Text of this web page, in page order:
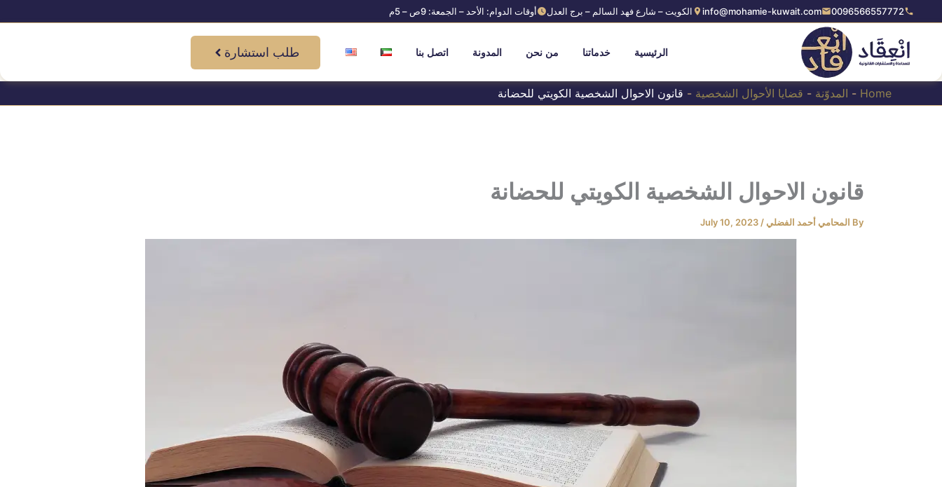
to
content
0096566557772
info@mohamie-kuwait.com الكويت – شارع فهد السالم – برج العدل أوقات الدوام: الأحد – الجمعة: 9ص – 5م
الرئيسية خدماتنا من نحن المدونة اتصل بنا طلب استشارة
Home
- المدوّنة - قضايا الأحوال الشخصية - قانون الاحوال الشخصية الكويتي للحضانة
قانون الاحوال الشخصية الكويتي للحضانة
By المحامي أحمد الفضلي /
July 10, 2023